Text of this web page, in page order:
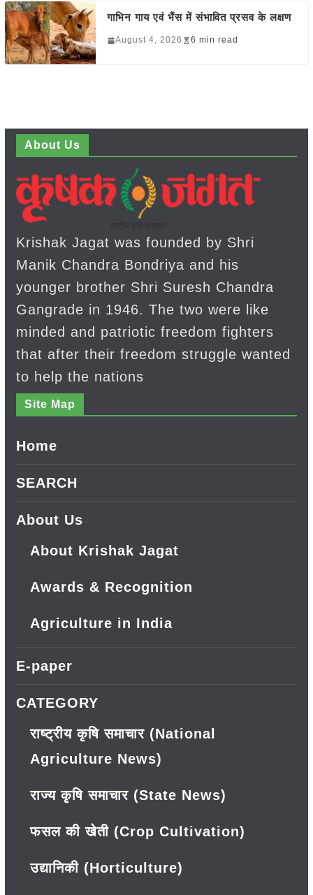
गाभिन गाय एवं भैंस में संभावित प्रसव के लक्षण
August 4, 2026 6 min read
About Us
Krishak Jagat was founded by Shri
Manik Chandra Bondriya and his
younger brother Shri Suresh Chandra
Gangrade in 1946. The two were like
minded and patriotic freedom fighters
that after their freedom struggle wanted
to help the nations
Site Map
Home
SEARCH
About Us
About Krishak Jagat
Awards & Recognition
Agriculture in India
E-paper
CATEGORY
राष्ट्रीय कृषि समाचार (National
Agriculture News)
राज्य कृषि समाचार (State News)
फसल की खेती (Crop Cultivation)
उद्यानिकी (Horticulture)